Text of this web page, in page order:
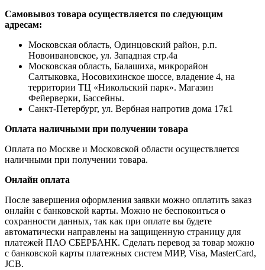
Самовывоз товара осуществляется по следующим
адресам:
Московская область, Одинцовский район, р.п.
Новоивановское, ул. Западная стр.4a
Московская область, Балашиха, микрорайон
Салтыковка, Носовихинское шоссе, владение 4, на
территории ТЦ «Никольский парк». Магазин
Фейерверки, Бассейны.
Санкт-Петербург, ул. Вербная напротив дома 17к1
Оплата наличными при получении товара
Оплата по Москве и Московской области осуществляется
наличными при получении товара.
Онлайн оплата
После завершения оформления заявки можно оплатить заказ
онлайн с банковской карты. Можно не беспокоиться о
сохранности данных, так как при оплате вы будете
автоматически направлены на защищенную страницу для
платежей ПАО СБЕРБАНК. Сделать перевод за товар можно
с банковской карты платежных систем МИР, Visa, MasterCard,
JCB.